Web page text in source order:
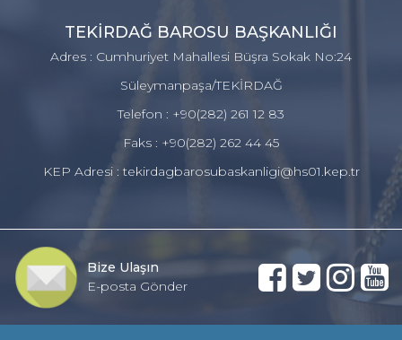
TEKİRDAĞ BAROSU BAŞKANLIĞI
Adres : Cumhuriyet Mahallesi Büşra Sokak No:24
Süleymanpaşa/TEKİRDAĞ
Telefon : +90(282) 261 12 83
Faks : +90(282) 262 44 45
KEP Adresi : tekirdagbarosubaskanligi@hs01.kep.tr
Bize Ulaşın
E-posta Gönder